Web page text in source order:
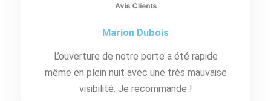
Marion Dubois
L’ouverture de notre porte a été rapide
même en plein nuit avec une très mauvaise
visibilité. Je recommande !